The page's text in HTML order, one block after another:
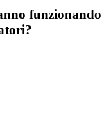
funzionando